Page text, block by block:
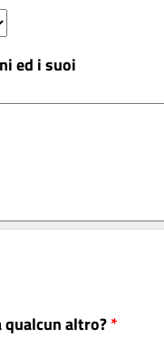
ed i suoi
qualcun altro?*